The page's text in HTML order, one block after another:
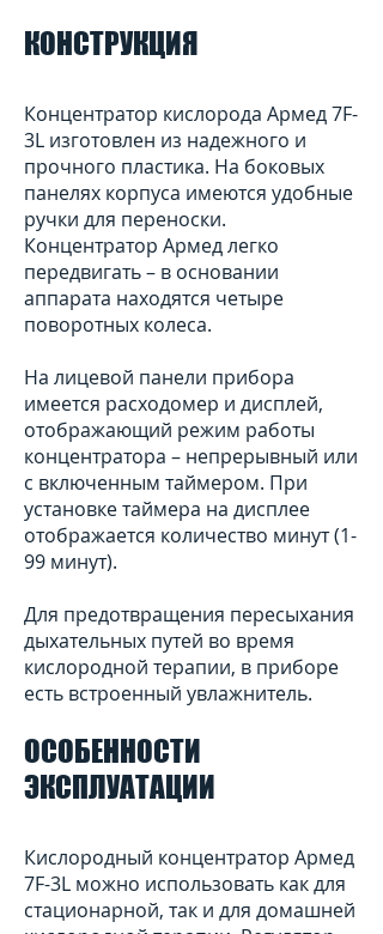
КОНСТРУКЦИЯ
Концентратор кислорода Армед 7F-
3L изготовлен из надежного и
прочного пластика. На боковых
панелях корпуса имеются удобные
ручки для переноски.
Концентратор Армед легко
передвигать – в основании
аппарата находятся четыре
поворотных колеса.
На лицевой панели прибора
имеется расходомер и дисплей,
отображающий режим работы
концентратора – непрерывный или
с включенным таймером. При
установке таймера на дисплее
отображается количество минут (1-
99 минут).
Для предотвращения пересыхания
дыхательных путей во время
кислородной терапии, в приборе
есть встроенный увлажнитель.
ОСОБЕННОСТИ
ЭКСПЛУАТАЦИИ
Кислородный концентратор Армед
7F-3L можно использовать как для
стационарной, так и для домашней